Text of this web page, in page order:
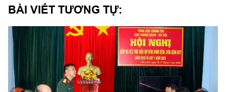
BÀI VIẾT TƯƠNG TỰ: